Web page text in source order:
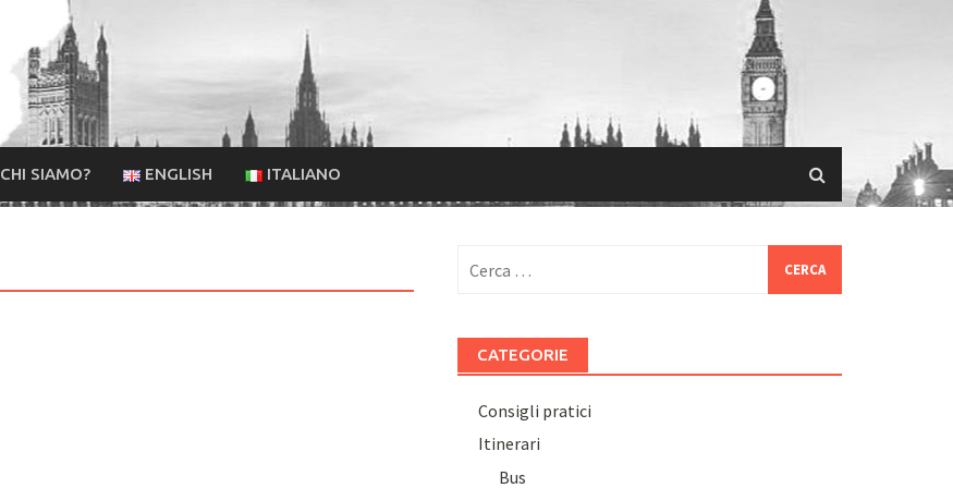
CHI SIAMO? ENGLISH ITALIANO
CATEGORIE
Consigli pratici
Itinerari
Bus